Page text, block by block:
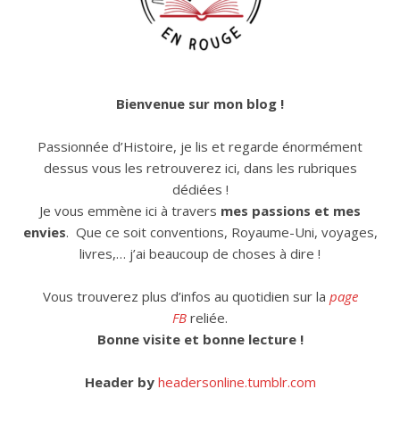
Bienvenue sur mon blog !
Passionnée d’Histoire, je lis et regarde énormément
dessus vous les retrouverez ici, dans les rubriques
dédiées !
Je vous emmène ici à travers mes passions et mes
envies. Que ce soit conventions, Royaume-Uni, voyages,
livres,… j’ai beaucoup de choses à dire !
Vous trouverez plus d’infos au quotidien sur la page
FB reliée.
Bonne visite et bonne lecture !
Header by headersonline.tumblr.com